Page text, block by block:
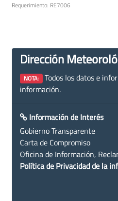
Requerimiento: RE7006
Dirección
NOTA: Todos los datos e
información.
Información de Interés
Gobierno Transparente
Carta de Compromiso
Oficina de Información,
Política de Privacidad de la